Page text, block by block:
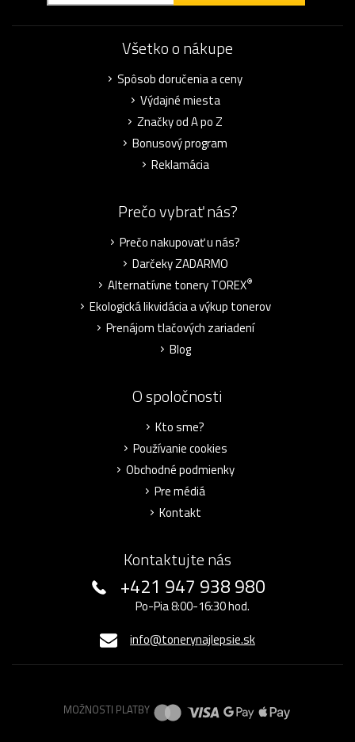
Všetko o nákupe
Spôsob doručenia a ceny
Výdajné miesta
Značky od A po Z
Bonusový program
Reklamácia
Prečo vybrať nás?
Prečo nakupovať u nás?
Darčeky ZADARMO
Alternatívne tonery TOREX®
Ekologická likvidácia a výkup tonerov
Prenájom tlačových zariadení
Blog
O spoločnosti
Kto sme?
Používanie cookies
Obchodné podmienky
Pre médiá
Kontakt
Kontaktujte nás
+421 947 938 980
Po-Pia 8:00-16:30 hod.
info@tonerynajlepsie.sk
MOŽNOSTI PLATBY